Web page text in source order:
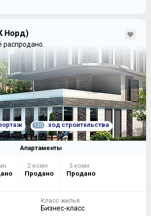
Норд)
распродано.
130 ход строительства
Апартаменты
2 комн.
Продано
3 комн.
Продано
Класс жилья
Бизнес-класс